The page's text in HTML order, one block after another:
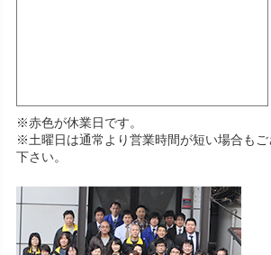
※赤色が休業日です。
※土曜日は通常より営業時間が短い場合も
下さい。